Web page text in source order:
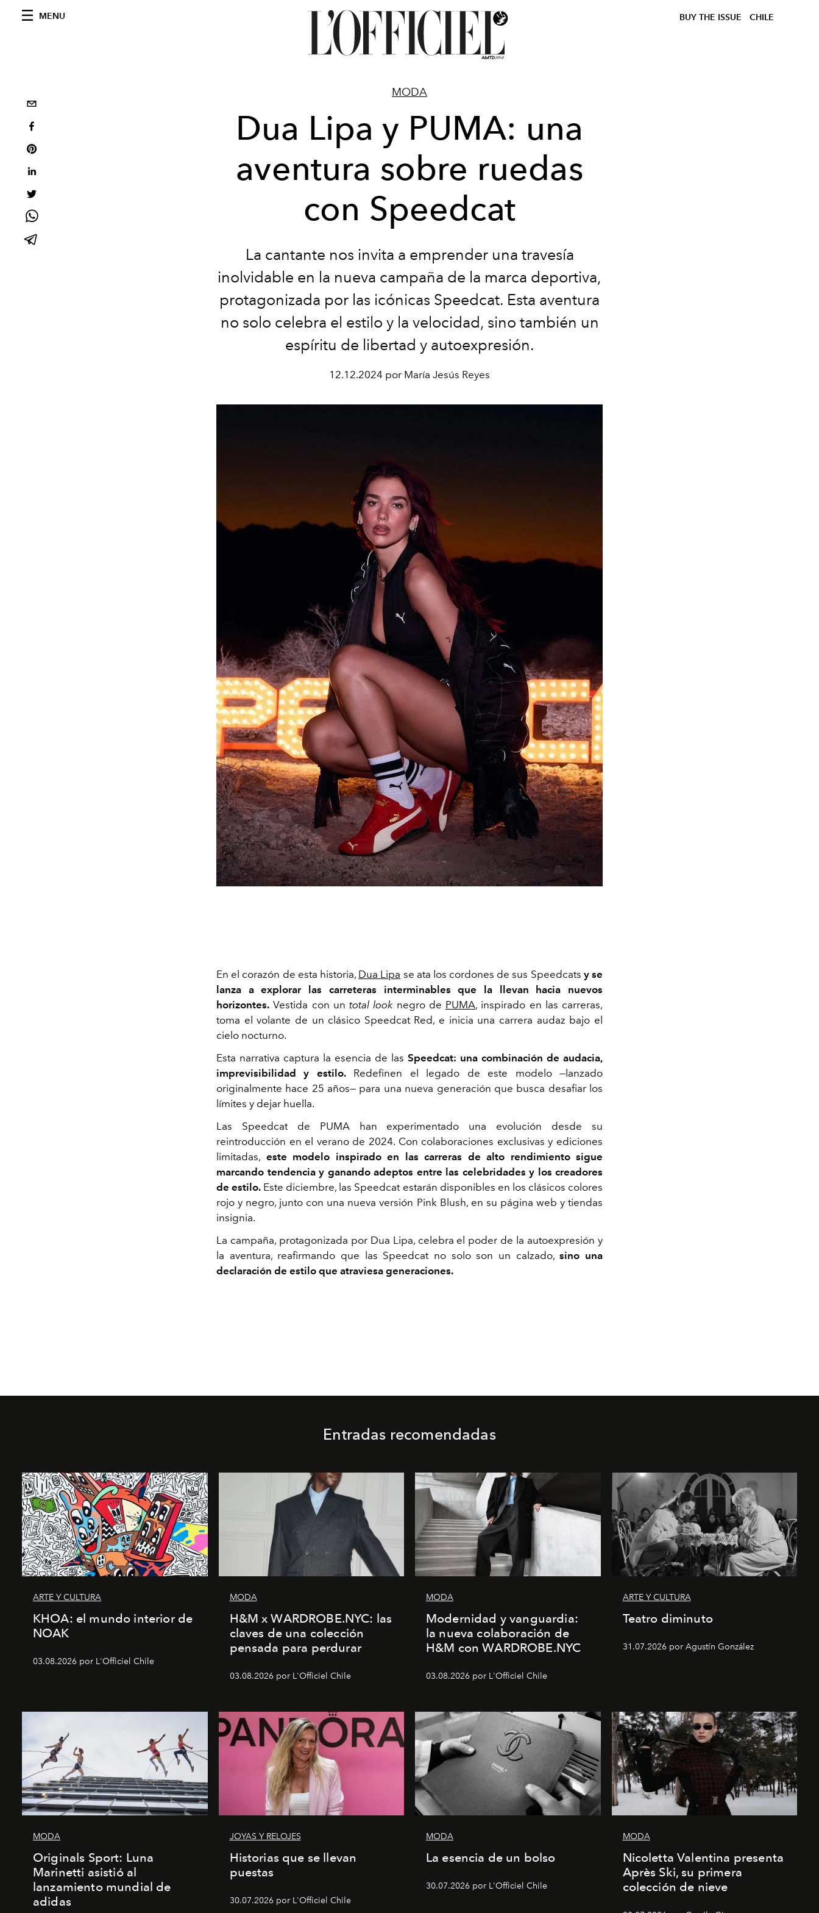
MENU BUY THE ISSUE CHILE
MODA
Dua Lipa y PUMA: una
aventura sobre ruedas
con Speedcat
La cantante nos invita a emprender una travesía
inolvidable en la nueva campaña de la marca deportiva,
protagonizada por las icónicas Speedcat. Esta aventura
no solo celebra el estilo y la velocidad, sino también un
espíritu de libertad y autoexpresión.
12.12.2024 por María Jesús Reyes
En el corazón de esta historia, Dua Lipa se ata los cordones de sus Speedcats y se
lanza a explorar las carreteras interminables que la llevan hacia nuevos
horizontes. Vestida con un total look negro de PUMA, inspirado en las carreras,
toma el volante de un clásico Speedcat Red, e inicia una carrera audaz bajo el
cielo nocturno.
Esta narrativa captura la esencia de las Speedcat: una combinación de audacia,
imprevisibilidad y estilo.Redefinen el legado de este modelo —lanzado
originalmente hace 25 años— para una nueva generación que busca desafiar los
límites y dejar huella.
Las Speedcat de PUMA han experimentado una evolución desde su
reintroducción en el verano de 2024. Con colaboraciones exclusivas y ediciones
limitadas, este modelo inspirado en las carreras de alto rendimiento sigue
marcando tendencia y ganando adeptos entre las celebridades y los creadores
de estilo. Este diciembre, las Speedcat estarán disponibles en los clásicos colores
rojo y negro, junto con una nueva versión Pink Blush, en su página web y tiendas
insignia.
La campaña, protagonizada por Dua Lipa, celebra el poder de la autoexpresión y
la aventura, reafirmando que las Speedcat no solo son un calzado,sino una
declaración de estilo que atraviesa generaciones.
Entradas recomendadas
ARTE Y CULTURA
KHOA: el mundo interior de
NOAK
03.08.2026 por L'Officiel Chile
MODA
H&M x WARDROBE.NYC: las
claves de una colección
pensada para perdurar
03.08.2026 por L'Officiel Chile
MODA
Modernidad y vanguardia:
la nueva colaboración de
H&M con WARDROBE.NYC
03.08.2026 por L'Officiel Chile
ARTE Y CULTURA
Teatro diminuto
31.07.2026 por Agustín González
MODA
Originals Sport: Luna
Marinetti asistió al
lanzamiento mundial de
adidas
JOYAS Y RELOJES
Historias que se llevan
puestas
30.07.2026 por L'Officiel Chile
MODA
La esencia de un bolso
30.07.2026 por L'Officiel Chile
MODA
Nicoletta Valentina presenta
Après Ski, su primera
colección de nieve